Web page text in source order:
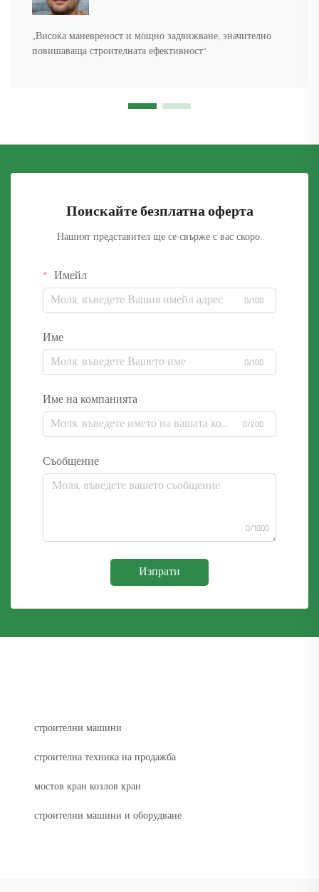
„Висока маневреност и мощно задвижване, значително
повишаваща строителната ефективност“
Поискайте безплатна оферта
Нашият представител ще се свърже с вас скоро.
Имейл
0/100
Име
0/100
Име на компанията
0/200
Съобщение
0/1000
Изпрати
строителни машини
строителна техника на продажба
мостов кран козлов кран
строителни машини и оборудване